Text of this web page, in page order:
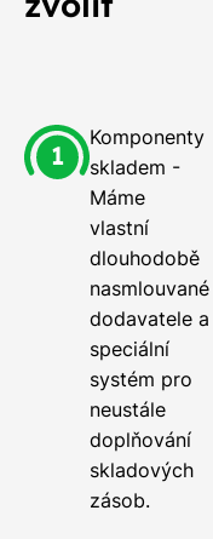
Komponenty
skladem -
Máme
vlastní
dlouhodobě
nasmlouvané
dodavatele a
speciální
systém pro
neustále
doplňování
skladových
zásob.